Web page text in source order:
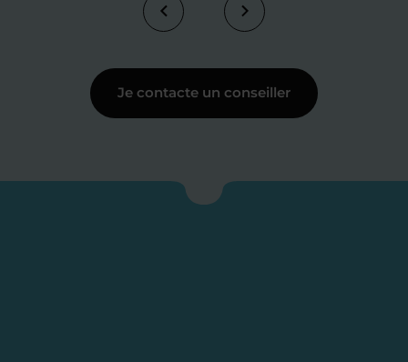
Je contacte un conseiller